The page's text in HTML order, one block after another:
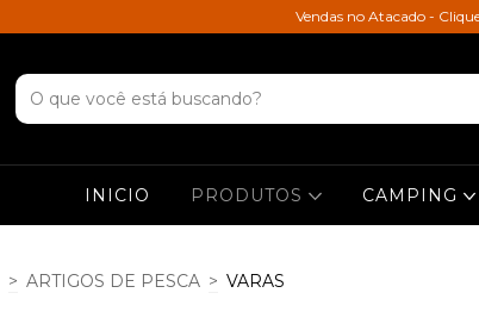
Vendas no Atacado -
INICIO PRODUTOS CAMPING
> ARTIGOS DE PESCA > VARAS